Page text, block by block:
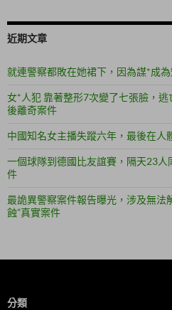
近期文章
就連警察都敗在她裙下，因為謀*成
女*人犯 靠著整形7次變了七張臉，
後離奇案件
中國知名女主播失蹤六年，最後在人
一個球隊到德國比友誼賽，隔天23
件
最詭異警察案件報告曝光，涉及無法
蝕”真實案件
分類